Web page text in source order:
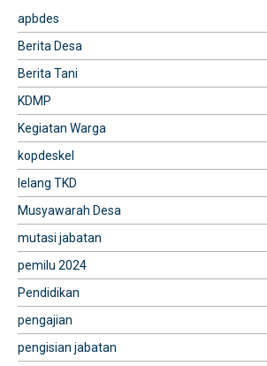
apbdes
Berita Desa
Berita Tani
KDMP
Kegiatan Warga
kopdeskel
lelang TKD
Musyawarah Desa
mutasi jabatan
pemilu 2024
Pendidikan
pengajian
pengisian jabatan